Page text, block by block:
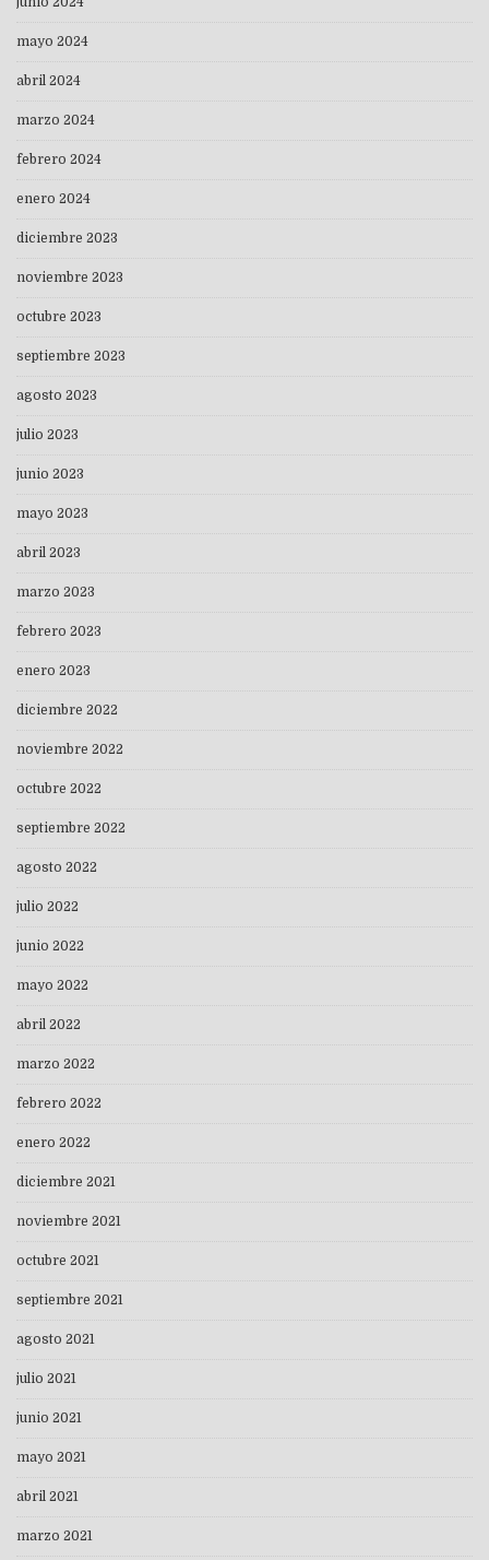
mayo 2024
abril 2024
marzo 2024
febrero 2024
enero 2024
diciembre 2023
noviembre 2023
octubre 2023
septiembre 2023
agosto 2023
julio 2023
junio 2023
mayo 2023
abril 2023
marzo 2023
febrero 2023
enero 2023
diciembre 2022
noviembre 2022
octubre 2022
septiembre 2022
agosto 2022
julio 2022
junio 2022
mayo 2022
abril 2022
marzo 2022
febrero 2022
enero 2022
diciembre 2021
noviembre 2021
octubre 2021
septiembre 2021
agosto 2021
julio 2021
junio 2021
mayo 2021
abril 2021
marzo 2021